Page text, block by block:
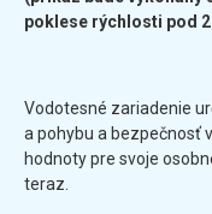
poklese rýchlosti pod
Vodotesné zariadenie
a pohybu a bezpečnosť
hodnoty pre svoje
teraz.